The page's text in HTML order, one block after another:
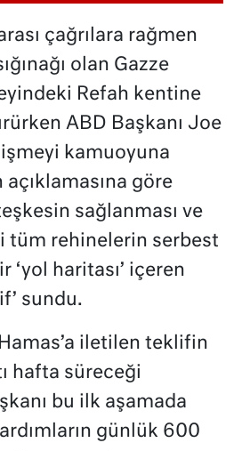
çağrılara rağmen
olan Gazze
Refah kentine
ABD Başkanı Joe
kamuoyuna
açıklamasına göre
sağlanması ve
tüm rehinelerin serbest
‘yol haritası’ içeren
sundu.
iletilen teklifin
hafta süreceği
bu ilk aşamada
günlük 600